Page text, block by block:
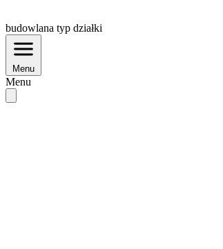
budowlana typ działki
Menu
Menu